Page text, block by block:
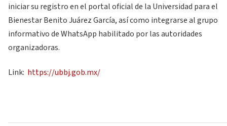
iniciar su registro en el portal oficial de la Universidad para el
Bienestar Benito Juárez García, así como integrarse al grupo
informativo de WhatsApp habilitado por las autoridades
organizadoras.
Link: https://ubbj.gob.mx/